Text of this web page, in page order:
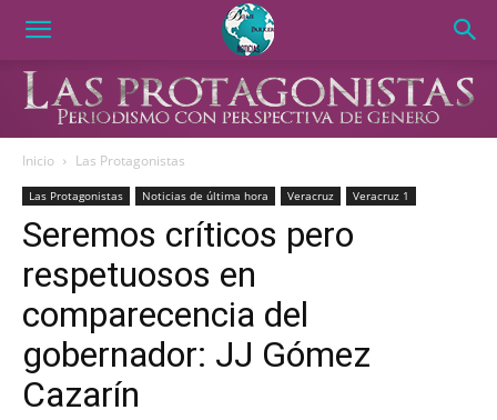
Inicio Las Protagonistas
Las Protagonistas Noticias de última hora Veracruz Veracruz 1
Seremos críticos pero
respetuosos en
comparecencia del
gobernador: JJ Gómez
Cazarín